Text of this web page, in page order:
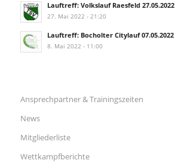
Lauftreff: Volkslauf Raesfeld 27.05.2022
27. Mai 2022 - 21:20
Lauftreff: Bocholter Citylauf 07.05.2022
8. Mai 2022 - 11:00
Ansprechpartner & Trainingszeiten
News
Mitgliederliste
Wettkampfberichte